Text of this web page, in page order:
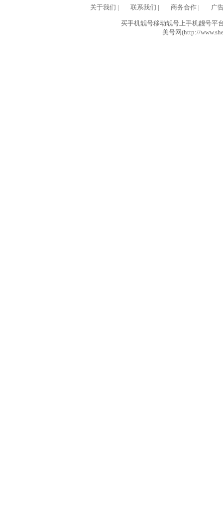
关于我们 | 联系我们 | 商务合作| 广
买手机靓号移动靓号上手机靓号平
美号网(http://